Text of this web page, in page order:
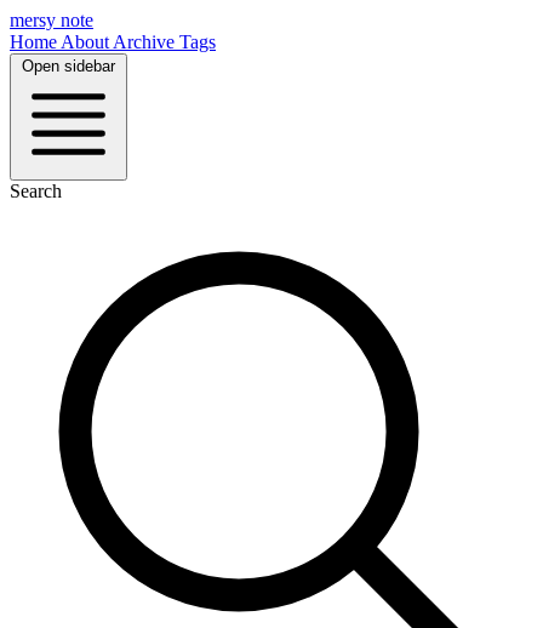
mersy note
Home About Archive Tags
Open sidebar
Search